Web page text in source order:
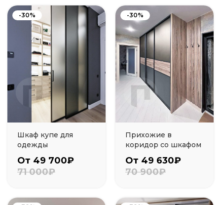
-30%
Шкаф купе для
одежды
От 49 700₽
71 000₽
-30%
Прихожие в
коридор со шкафом
От 49 630₽
70 900₽